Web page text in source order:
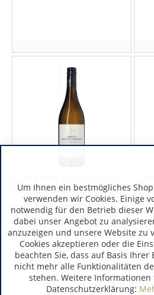
Goedverwacht Great
Expectations Chardonnay
Art.-Nr.: 9650
Um Ihnen ein bestmögliches
verwenden wir Cookies. Einige
notwendig für den Betrieb dieser
dabei unser Angebot zu
anzuzeigen und unsere Website zu
Cookies akzeptieren oder die
beachten Sie, dass auf Basis
nicht mehr alle Funktionalitäten
stehen. Weitere
Datenschutzerklärung: